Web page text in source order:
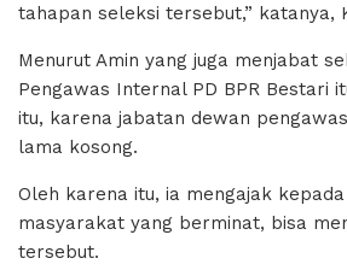
tahapan seleksi tersebut,” katanya,
Menurut Amin yang juga menjabat
Pengawas Internal PD BPR Bestari
itu, karena jabatan dewan
lama kosong.
Oleh karena itu, ia mengajak
masyarakat yang berminat, bisa
tersebut.